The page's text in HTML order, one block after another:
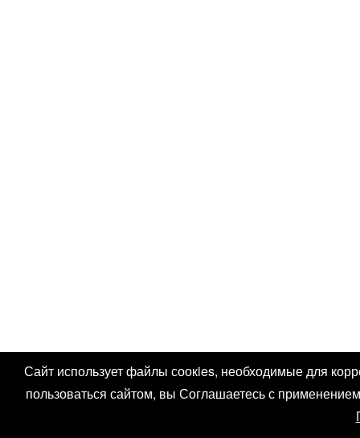
Сайт использует файлы соокies, необходимые для
пользоваться сайтом, вы Соглашаетесь с